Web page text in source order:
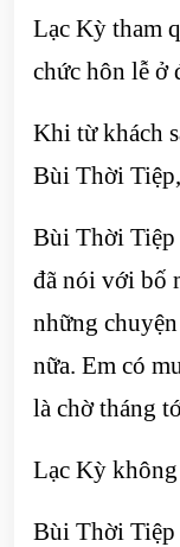
Lạc Kỳ tham
chức hôn lễ ở
Khi từ khách
Bùi Thời
Bùi Thời Tiệp
đã nói với bố
những
nữa. Em có
là chờ tháng
Lạc Kỳ
Bùi Thời Tiệp